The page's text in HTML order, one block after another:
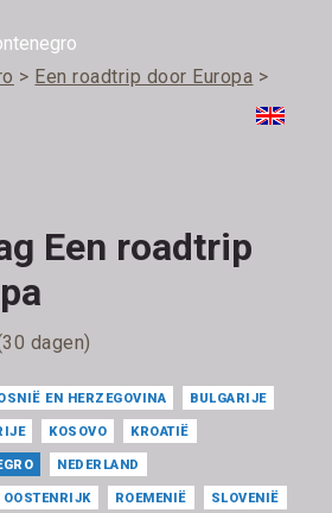
> Een roadtrip door Europa >
Een roadtrip
dagen)
EN HERZEGOVINA BULGARIJE
KOSOVO KROATIË
NEDERLAND
OOSTENRIJK ROEMENIË SLOVENIË